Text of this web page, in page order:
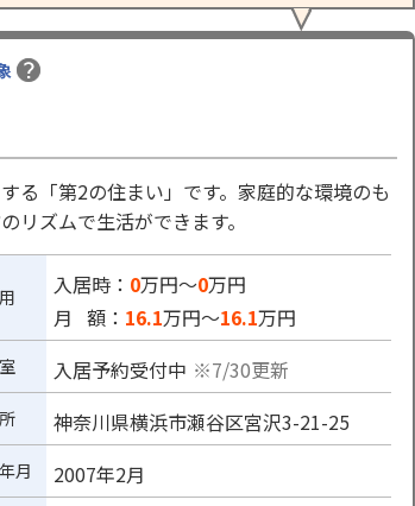
る「第2の住まい」です。家庭的な環境のも
リズムで生活ができます。
入居時： 0万円～0万円
月 額： 16.1万円～16.1万円
入居予約受付中 ※7/30更新
神奈川県横浜市瀬谷区宮沢3-21-25
月 2007年2月